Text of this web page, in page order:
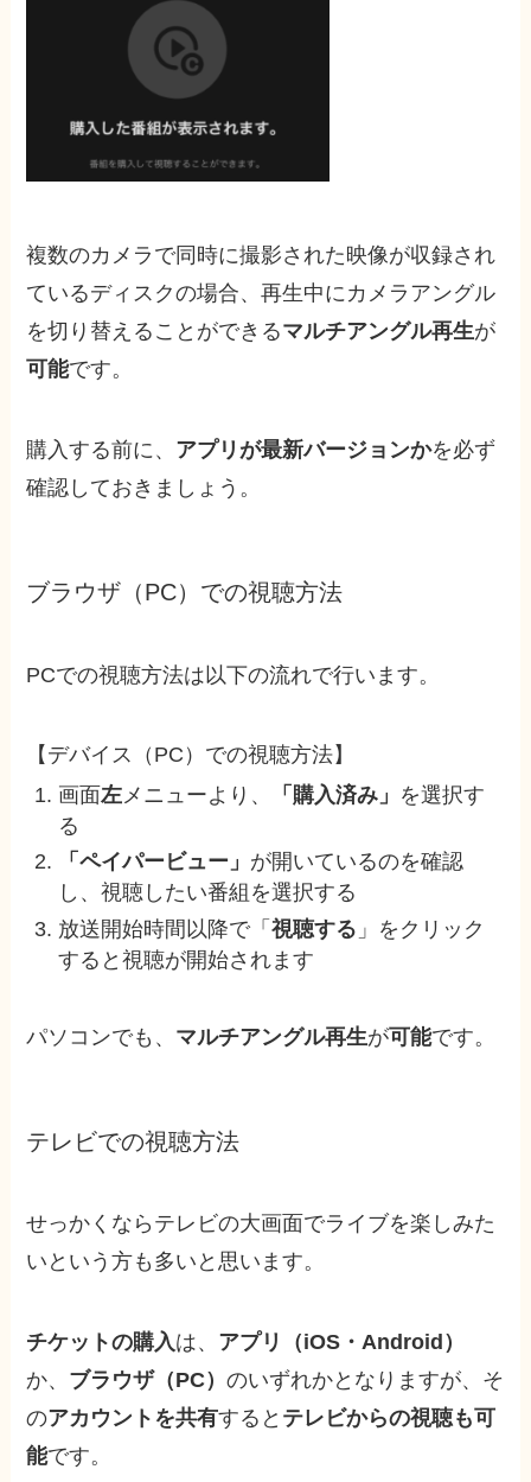
複数のカメラで同時に撮影された映像が収録され
ているディスクの場合、再生中にカメラアングル
を切り替えることができるマルチアングル再生が
可能です。
購入する前に、 アプリが最新バージョンかを必ず
確認しておきましょう。
ブラウザ（PC）での視聴方法
PCでの視聴方法は以下の流れで行います。
【デバイス（PC）での視聴方法】
画面左 メニューより、 「購入済み」 を選択す
る
「ペイパービュー」 が開いているのを確認
し、視聴したい番組を選択する
放送開始時間以降で「視聴する 」をクリック
すると視聴が開始されます
パソコンでも、 マルチアングル再生が可能です。
テレビでの視聴方法
せっかくならテレビの大画面でライブを楽しみた
いという方も多いと思います。
チケットの購入は、 アプリ（iOS・Android）
か、 ブラウザ（PC）のいずれかとなりますが、そ
のアカウントを共有すると テレビからの視聴も可
能です。